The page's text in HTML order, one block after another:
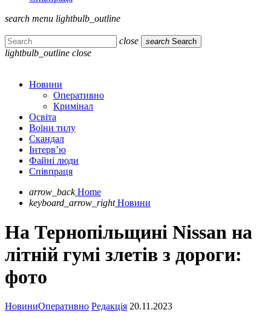
search menu lightbulb_outline
close search Search
lightbulb_outline close
Новини
Оперативно
Кримінал
Освіта
Воїни тилу
Скандал
Інтерв’ю
Файні люди
Співпраця
arrow_back Home
keyboard_arrow_right Новини
На Тернопільщині Nissan на
літній гумі злетів з дороги:
фото
НовиниОперативно Редакція 20.11.2023